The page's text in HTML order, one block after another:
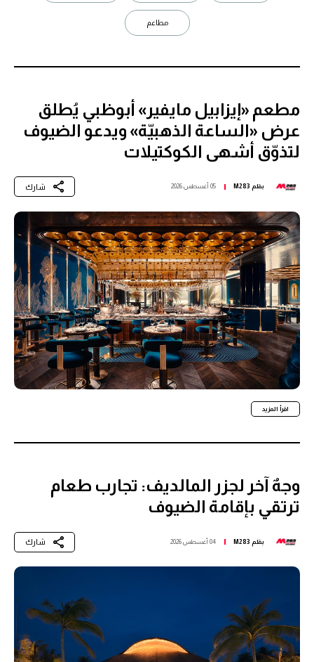
مطاعم
مطعم «إيزابيل مايفير» أبوظبي يُطلق
عرض «الساعة الذهبيّة» ويدعو الضيوف
لتذوّق أشهى الكوكتيلات
بقلم M283 05 أغسطس 2026 شارك
اقرأ المزيد
وجهٌ آخر لجزر المالديف: تجارب طعام
ترتقي بإقامة الضيوف
بقلم M283 04 أغسطس 2026 شارك